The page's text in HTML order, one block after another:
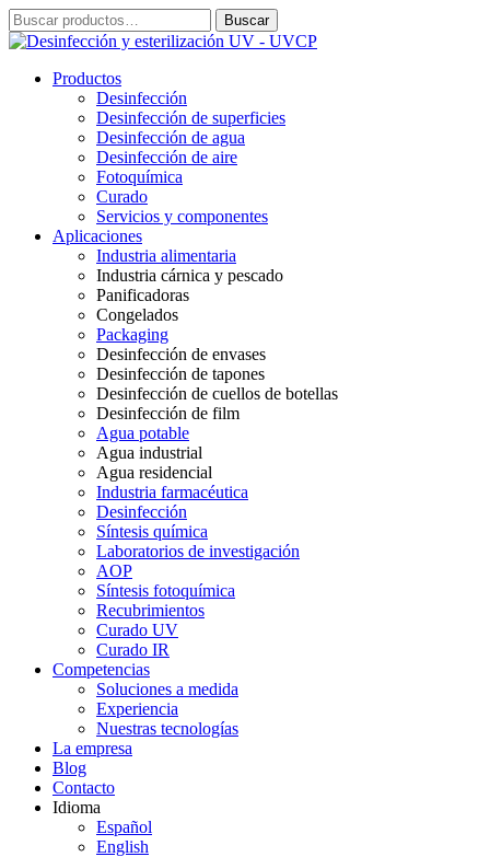
Ir
al
Buscar
por:
Buscar
Productos
Desinfección
Desinfección de superficies
Desinfección de agua
Desinfección de aire
Fotoquímica
Curado
Servicios y componentes
Aplicaciones
Industria alimentaria
Industria cárnica y pescado
Panificadoras
Congelados
Packaging
Desinfección de envases
Desinfección de tapones
Desinfección de cuellos de botellas
Desinfección de film
Agua potable
Agua industrial
Agua residencial
Industria farmacéutica
Desinfección
Síntesis química
Laboratorios de investigación
AOP
Síntesis fotoquímica
Recubrimientos
Curado UV
Curado IR
Competencias
Soluciones a medida
Experiencia
Nuestras tecnologías
La empresa
Blog
Contacto
Idioma
Español
English